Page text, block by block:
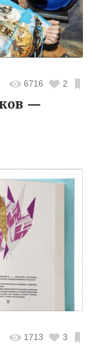
6716 2
—
1713 3